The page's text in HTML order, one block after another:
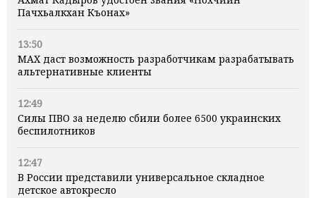
Пачхьалкхан Къонах»
13:50
MAX даст возможность разработчикам разрабатывать
альтернативные клиенты
12:49
Силы ПВО за неделю сбили более 6500 украинских
беспилотников
12:47
В России представили универсальное складное
детское автокресло